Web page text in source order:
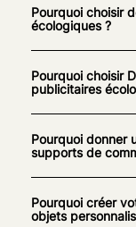
Pourquoi choisir
écologiques ?
Pourquoi choisir
publicitaires
Pourquoi donner
supports de
Pourquoi créer
objets